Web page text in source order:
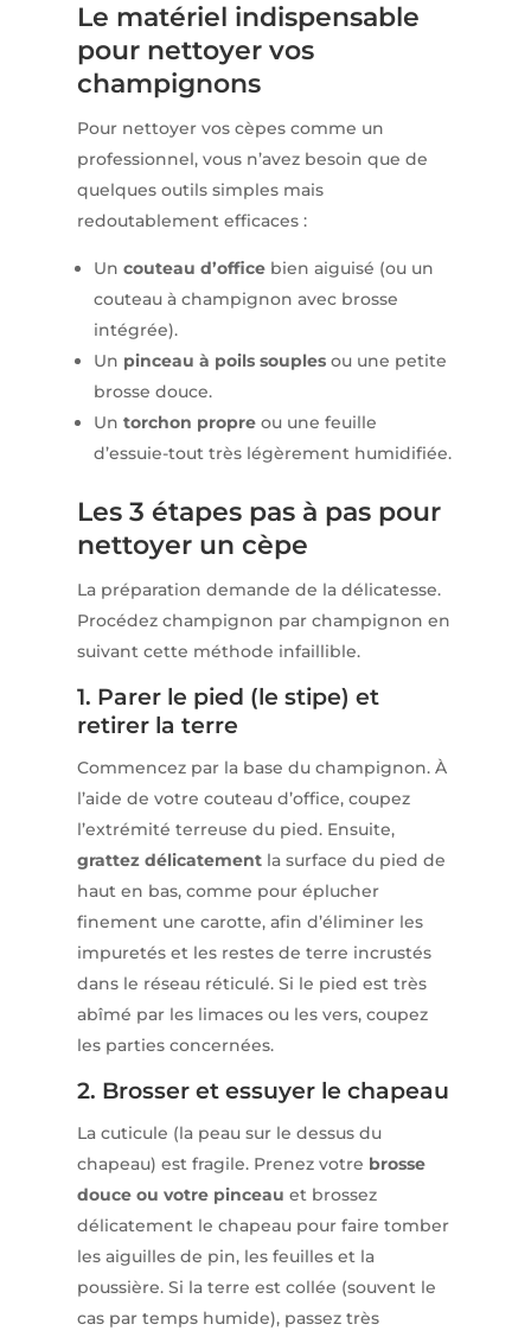
Le matériel indispensable
pour nettoyer vos
champignons
Pour nettoyer vos cèpes comme un
professionnel, vous n’avez besoin que de
quelques outils simples mais
redoutablement efficaces :
Un couteau d’officebien aiguisé (ou un
couteau à champignon avec brosse
intégrée).
Un pinceau à poils souplesou une petite
brosse douce.
Un torchon propreou une feuille
d’essuie-tout très légèrement humidifiée.
Les 3 étapes pas à pas pour
nettoyer un cèpe
La préparation demande de la délicatesse.
Procédez champignon par champignon en
suivant cette méthode infaillible.
1. Parer le pied (le stipe) et
retirer la terre
Commencez par la base du champignon. À
l’aide de votre couteau d’office, coupez
l’extrémité terreuse du pied. Ensuite,
grattez délicatementla surface du pied de
haut en bas, comme pour éplucher
finement une carotte, afin d’éliminer les
impuretés et les restes de terre incrustés
dans le réseau réticulé. Si le pied est très
abîmé par les limaces ou les vers, coupez
les parties concernées.
2. Brosser et essuyer le chapeau
La cuticule (la peau sur le dessus du
chapeau) est fragile. Prenez votre brosse
douce ou votre pinceau et brossez
délicatement le chapeau pour faire tomber
les aiguilles de pin, les feuilles et la
poussière. Si la terre est collée (souvent le
cas par temps humide), passez très